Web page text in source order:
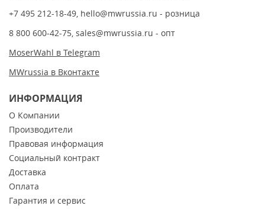
+7 495 212-18-49, hello@mwrussia.ru - розница
8 800 600-42-75, sales@mwrussia.ru - опт
MoserWahl в Telegram
MWrussia в Вконтакте
ИНФОРМАЦИЯ
О Компании
Производители
Правовая информация
Социальный контракт
Доставка
Оплата
Гарантия и сервис